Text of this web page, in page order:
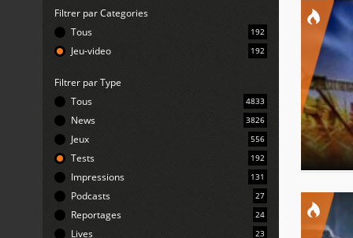
Filtrer par Categories
Tous
192
Jeu-video 192
Filtrer par Type
Tous
4833
News 3826
Jeux 556
Tests 192
Impressions 131
Podcasts 27
Reportages 24
Lives 23